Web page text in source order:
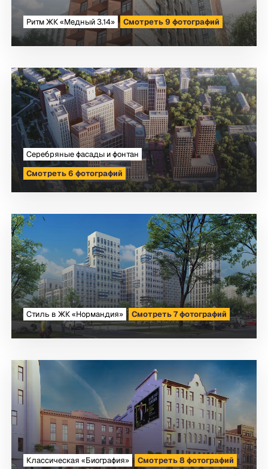
Ритм ЖК «Медный 3.14» Смотреть 9 фотографий
Серебряные фасады и фонтан
Смотреть 6 фотографий
Cтиль в ЖК «Нормандия» Смотреть 7 фотографий
Классическая «Биография» Смотреть 8 фотографий